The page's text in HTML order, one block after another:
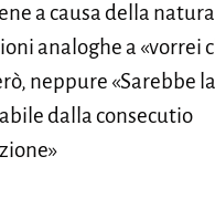
a causa della natura
analoghe a «vorrei
neppure «Sarebbe
dalla consecutio